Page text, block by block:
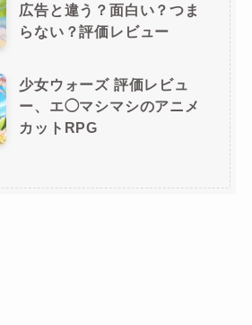
広告と違う？面白い？つま
らない？評価レビュー
少女ウォーズ 評価レビュ
ー、エ◯マシマシのアニメ
カットRPG